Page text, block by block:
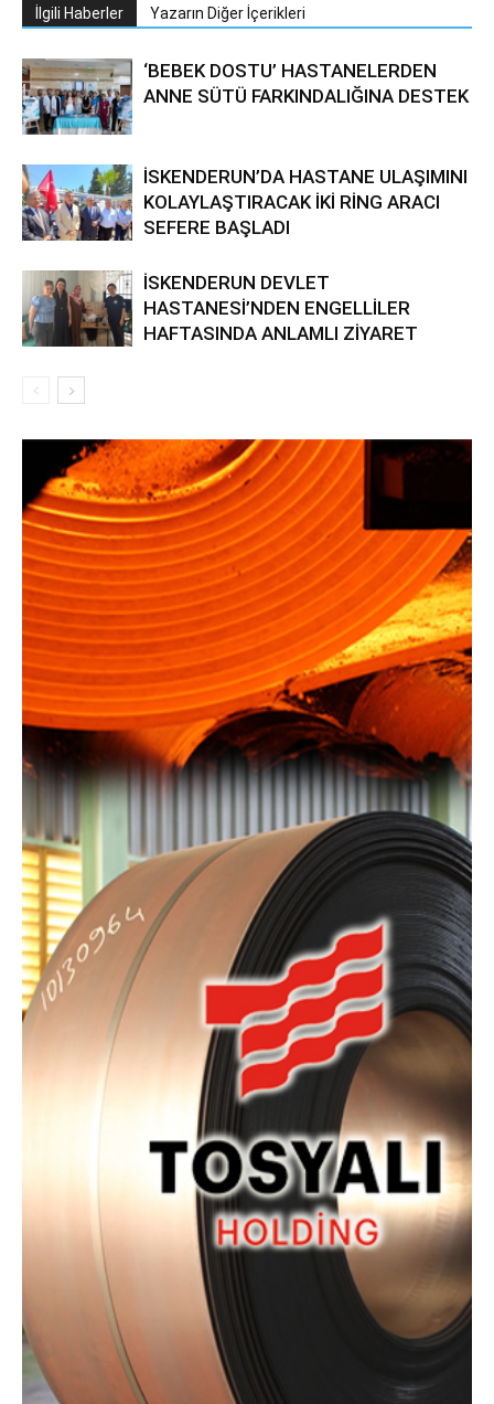
İlgili Haberler Yazarın Diğer İçerikleri
‘BEBEK DOSTU’ HASTANELERDEN
ANNE SÜTÜ FARKINDALIĞINA DESTEK
İSKENDERUN’DA HASTANE ULAŞIMINI
KOLAYLAŞTIRACAK İKİ RİNG ARACI
SEFERE BAŞLADI
İSKENDERUN DEVLET
HASTANESİ’NDEN ENGELLİLER
HAFTASINDA ANLAMLI ZİYARET